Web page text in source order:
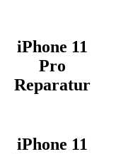
iPhone 11
Pro
Reparatur
iPhone 11